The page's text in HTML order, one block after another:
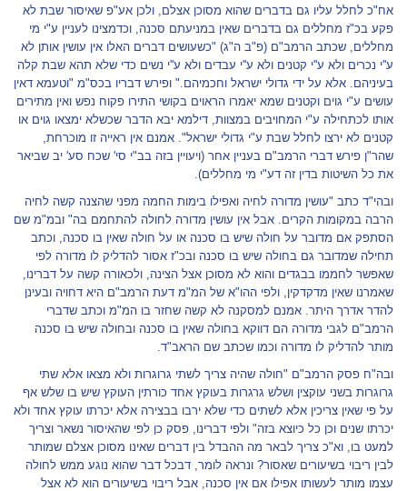
אח"כ לחלל עליו גם בדברים שהוא מסוכן אצלם, ולכן אע"פ שאיסור שבת לא
פקע בכ"ז מחללים גם בדברים שאין במניעתם סכנה, וכדמצינו לעניין ע"י מי
מחללים, שכתב הרמב"ם (פ"ב ה"ג) "כשעושים דברים האלו אין עושין אותן לא
ע''י נכרים ולא ע''י קטנים ולא ע''י עבדים ולא ע''י נשים כדי שלא תהא שבת קלה
בעיניהם. אלא על ידי גדולי ישראל וחכמיהם." ופירש דבריו בכס"מ "וטעמא דאין
עושים ע"י גוים וקטנים שמא יאמרו הראוים בקושי התירו פקוח נפש ואין מתירים
אותו לכתחילה ע"י המחויבים במצוות, דילמא יבא הדבר שכשלא ימצאו גוים או
קטנים לא ירצו לחלל שבת ע"י גדולי ישראל". אמנם אין ראייה זו מוכרחת,
שהר"ן פירש דברי הרמב"ם בעניין אחר (ויעויין בזה בב"י סי' שכח סע' יב שביאר
את כל השיטות בדין זה דע"י מי מחללים).
ובהי"ד כתב "עושין מדורה לחיה ואפילו בימות החמה מפני שהצנה קשה לחיה
הרבה במקומות הקרים. אבל אין עושין מדורה לחולה להתחמם בה" ובמ"מ שם
הסתפק אם מדובר על חולה שיש בו סכנה או על חולה שאין בו סכנה, וכתב
תחילה שמדובר גם בחולה שיש בו סכנה ובכ"ז אסור להדליק לו מדורה לפי
שאפשר לחממו בבגדים והוא לא מסוכן אצל הצינה, ולכאורה קשה על דברינו,
שאמרנו שאין מדקדקין, ולפי ההו"א של המ"מ דעת הרמב"ם היא דחויה ובעינן
להדר אדרך היתר. אמנם למסקנה לא קשה שחזר בו המ"מ וכתב שדברי
הרמב"ם לגבי מדורה הם דווקא בחולה שאין בו סכנה ובחולה שיש בו סכנה
מותר להדליק לו מדורה וכמו שכתב שם הראב"ד.
ובה"ח פסק הרמב"ם "חולה שהיה צריך לשתי גרוגרות ולא מצאו אלא שתי
גרוגרות בשני עוקצין ושלש גרגרות בעוקץ אחד כורתין העוקץ שיש בו שלש אף
על פי שאין צריכין אלא לשתים כדי שלא ירבו בבצירה אלא יכרתו עוקץ אחד ולא
יכרתו שנים וכן כל כיוצא בזה" ולפי דברינו, פסק כן לפי שהאיסור נשאר וצריך
למעט בו, וא"כ צריך לבאר מה ההבדל בין דברים שאינו מסוכן אצלם שמותר
לבין ריבוי בשיעורים שאסור? ונראה לומר, דבכל דבר שהוא נוגע ממש לחולה
עצמו מותר לעשותו אפילו אם אין סכנה, אבל ריבוי בשיעורים הוא לא אצל